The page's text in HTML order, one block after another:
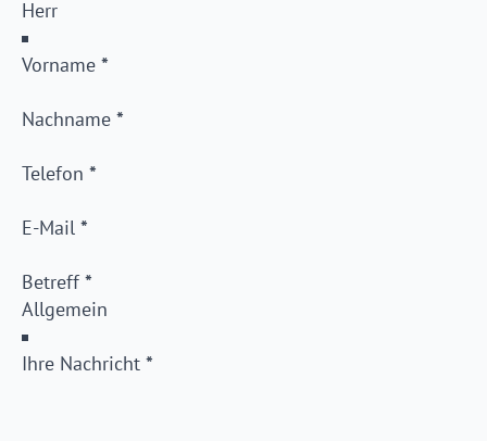
Vorname *
Nachname *
Telefon *
E-Mail *
Betreff *
Ihre Nachricht *